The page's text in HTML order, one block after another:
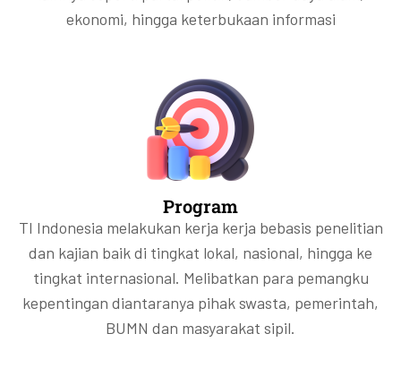
ekonomi, hingga keterbukaan informasi
Program
TI Indonesia melakukan kerja kerja bebasis penelitian
dan kajian baik di tingkat lokal, nasional, hingga ke
tingkat internasional. Melibatkan para pemangku
kepentingan diantaranya pihak swasta, pemerintah,
BUMN dan masyarakat sipil.